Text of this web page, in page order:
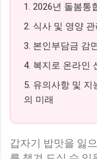
1. 2026년 돌봄통
2. 식사 및 영양
3. 본인부담금 감
4. 복지로 온라인
5. 유의사항 및 지
의 미래
갑자기 밥맛을 잃